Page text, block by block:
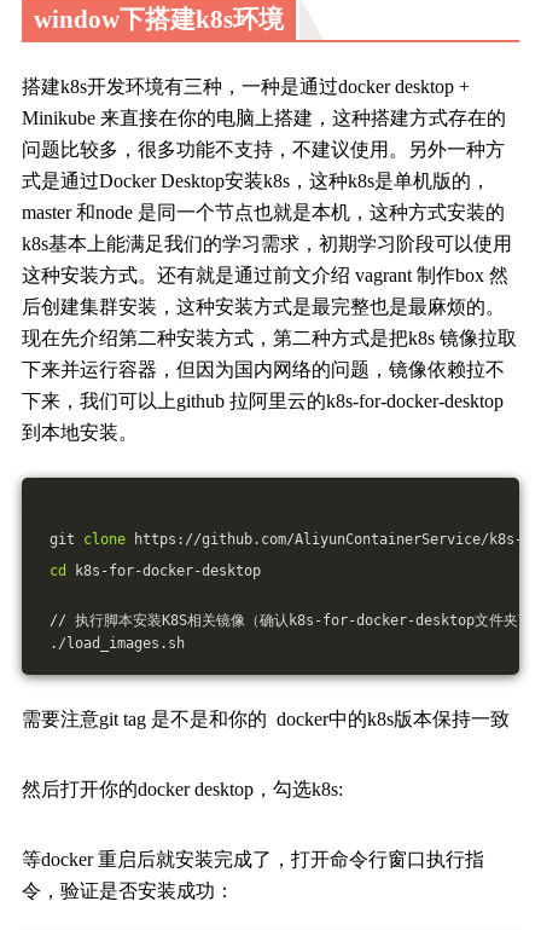
window下搭建k8s环境
搭建k8s开发环境有三种，一种是通过docker desktop +
Minikube 来直接在你的电脑上搭建，这种搭建方式存在的
问题比较多，很多功能不支持，不建议使用。另外一种方
式是通过Docker Desktop安装k8s，这种k8s是单机版的，
master 和node 是同一个节点也就是本机，这种方式安装的
k8s基本上能满足我们的学习需求，初期学习阶段可以使用
这种安装方式。还有就是通过前文介绍 vagrant 制作box 然
后创建集群安装，这种安装方式是最完整也是最麻烦的。
现在先介绍第二种安装方式，第二种方式是把k8s 镜像拉取
下来并运行容器，但因为国内网络的问题，镜像依赖拉不
下来，我们可以上github 拉阿里云的k8s-for-docker-desktop
到本地安装。
git clone https://github.com/AliyunContainerService/k8s-
cd
k8s-for-docker-desktop
// 执行脚本安装K8S相关镜像（确认k8s-for-docker-desktop文件夹下
./load_images.sh
需要注意git tag 是不是和你的 docker中的k8s版本保持一致
然后打开你的docker desktop，勾选k8s:
等docker 重启后就安装完成了，打开命令行窗口执行指
令，验证是否安装成功：